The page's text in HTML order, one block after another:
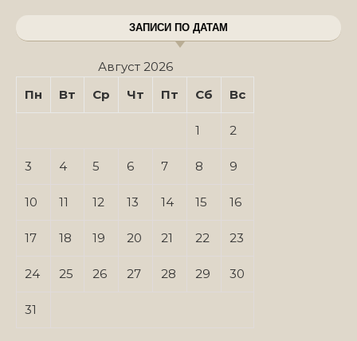
ЗАПИСИ ПО ДАТАМ
Август 2026
Пн
Вт Ср Чт Пт Сб Вс
1 2
3 4 5 6 7 8 9
10 11 12 13 14 15 16
17 18 19 20 21 22 23
24 25 26 27 28 29 30
31